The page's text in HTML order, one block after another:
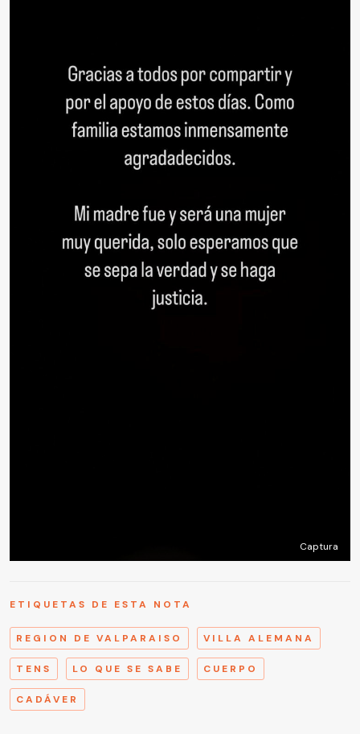
Captura
ETIQUETAS DE ESTA NOTA
REGION DE VALPARAISO VILLA ALEMANA
TENS LO QUE SE SABE CUERPO
CADÁVER